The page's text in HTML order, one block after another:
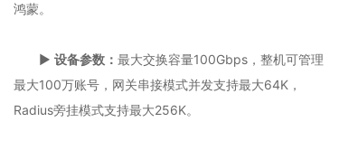
鸿蒙。
▶️ 设备参数： 最大交换容量100Gbps，整机可管理
最大100万账号，网关串接模式并发支持最大64K，
Radius旁挂模式支持最大256K。